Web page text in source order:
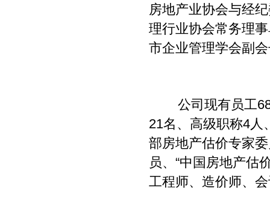
房地产业协会与经
理行业协会常务理
市企业管理学会副
公司现有员工
21名、高级职称4人
部房地产估价专家
员、“中国房地产估
工程师、造价师、